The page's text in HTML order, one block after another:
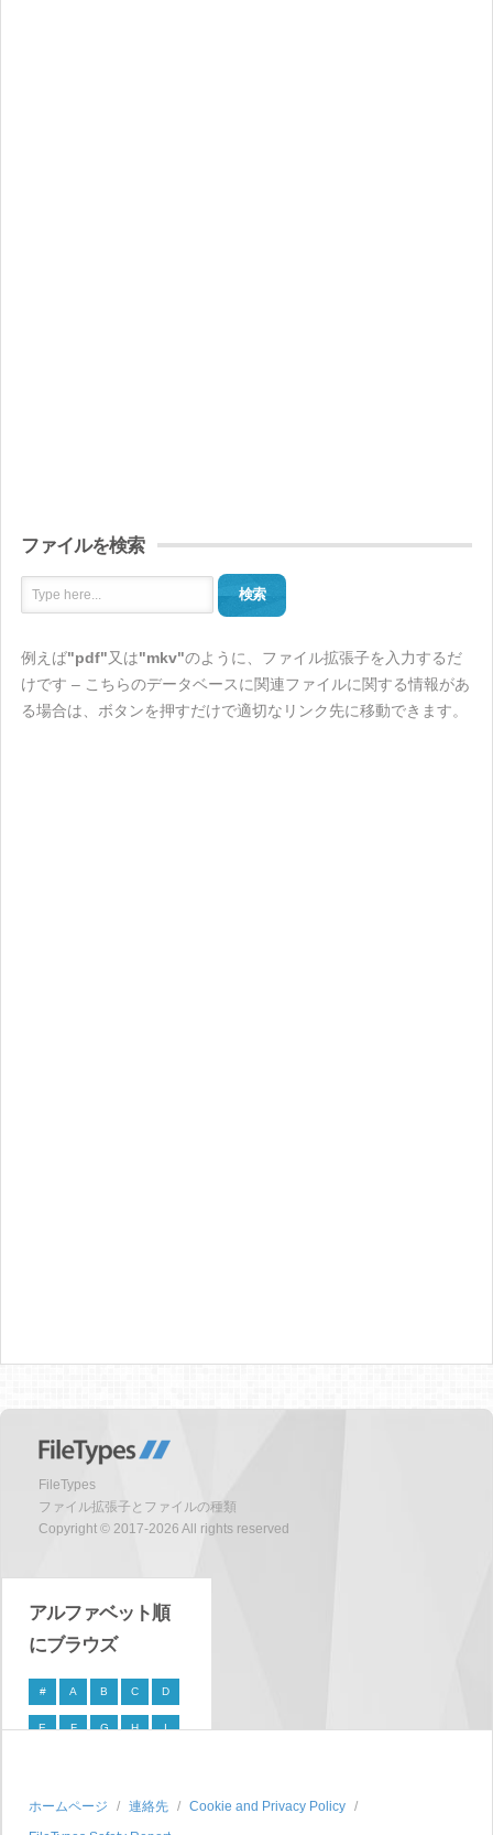
ファイルを検索
検索
例えば"pdf"又は"mkv"のように、ファイル拡張子を入力するだ
けです – こちらのデータベースに関連ファイルに関する情報があ
る場合は、ボタンを押すだけで適切なリンク先に移動できます。
FileTypes
ファイル拡張子とファイルの種類
Copyright © 2017-2026 All rights reserved
アルファベット順
にブラウズ
# A B C D
E F G H I
P Q R S
ホームページ 連絡先
Cookie and Privacy Policy